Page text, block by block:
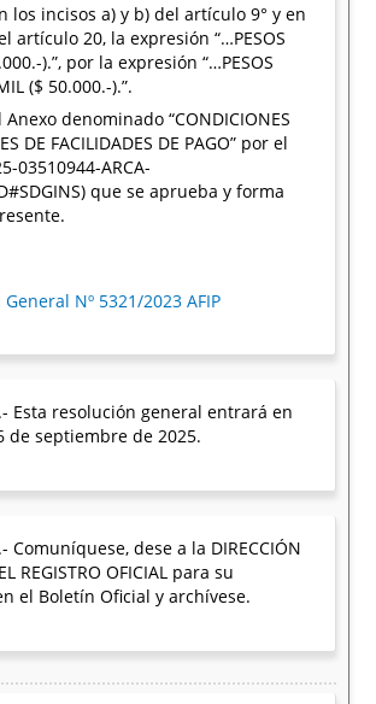
los incisos a) y b) del artículo 9° y en
artículo 20, la expresión “…PESOS
).”, por la expresión “…PESOS
($ 50.000.-).”.
denominado “CONDICIONES
DE FACILIDADES DE PAGO” por el
03510944-ARCA-
que se aprueba y forma
Nº 5321/2023 AFIP
Esta resolución general entrará en
de septiembre de 2025.
Comuníquese, dese a la DIRECCIÓN
REGISTRO OFICIAL para su
el Boletín Oficial y archívese.